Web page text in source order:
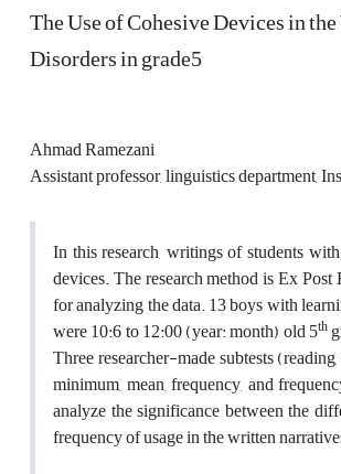
The Use of Cohesive Devices in
Disorders in grade5
Ahmad Ramezani
Assistant professor, linguistics department,
In this research, writings of students
devices. The research method is Ex
for analyzing the data. 13 boys with
were 10:6 to 12:00 (year: month) old 5th
Three researcher-made subtests
minimum, mean, frequency, and
analyze the significance between the
frequency of usage in the written